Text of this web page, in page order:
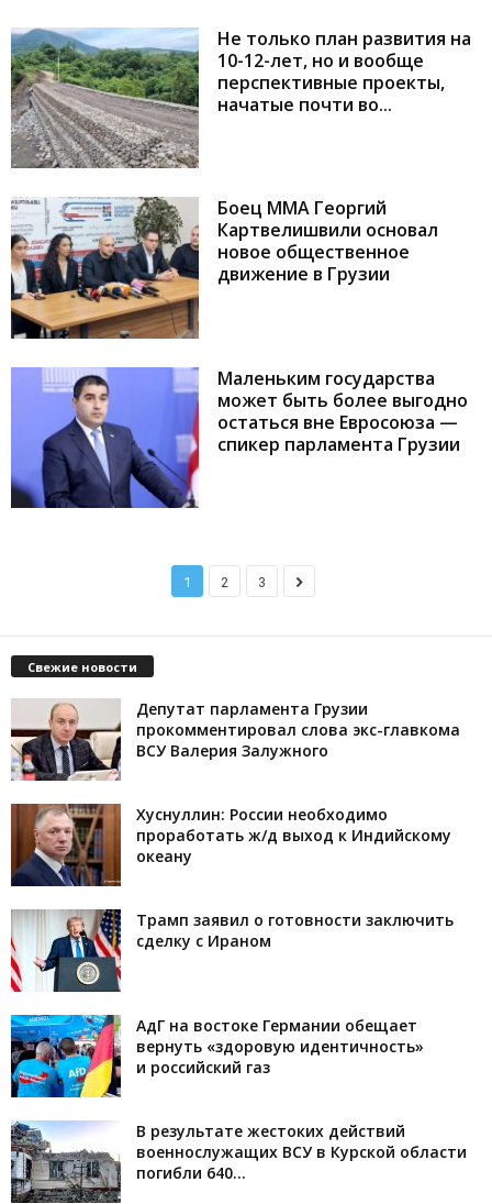
Не только план развития на
10-12-лет, но и вообще
перспективные проекты,
начатые почти во...
Боец ММА Георгий
Картвелишвили основал
новое общественное
движение в Грузии
Маленьким государства
может быть более выгодно
остаться вне Евросоюза —
спикер парламента Грузии
1 2 3
Свежие новости
Депутат парламента Грузии
прокомментировал слова экс-главкома
ВСУ Валерия Залужного
Хуснуллин: России необходимо
проработать ж/д выход к Индийскому
океану
Трамп заявил о готовности заключить
сделку с Ираном
АдГ на востоке Германии обещает
вернуть «здоровую идентичность»
и российский газ
В результате жестоких действий
военнослужащих ВСУ в Курской области
погибли 640...